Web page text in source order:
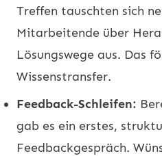
Treffen tauschten sich
Mitarbeitende über
Lösungswege aus. Das
Wissenstransfer.
Feedback-Schleifen:
gab es ein erstes,
Feedbackgespräch.